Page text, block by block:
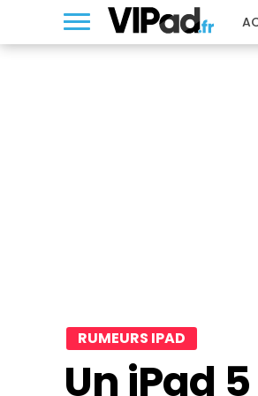
RUMEURS IPAD
Un iPad